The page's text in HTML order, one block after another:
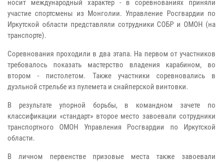
носит международный характер - в соревнованиях приняли
участие спортсмены из Монголии. Управление Росгвардии по
Иркутской области представляли сотрудники СОБР и ОМОН (на
транспорте).
Соревнования проходили в два этапа. На первом от участников
требовалось показать мастерство владения карабином, во
втором - пистолетом. Также участники соревновались в
дуэльной стрельбе из пулемета и снайперской винтовки.
В результате упорной борьбы,в командном зачете по
классификации «стандарт» второе место завоевали сотрудники
транспортного ОМОН Управления Росгвардии по Иркутской
области.
В личном первенстве призовые места также завоевали